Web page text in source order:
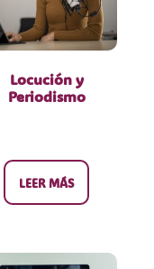
Locución y
Periodismo
LEER MÁS